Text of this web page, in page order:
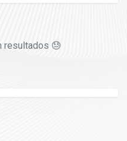
resultados 😓